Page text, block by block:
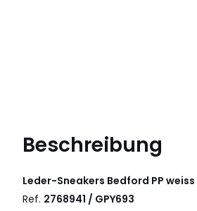
Beschreibung
Leder-Sneakers Bedford PP weiss
Ref. 2768941 / GPY693